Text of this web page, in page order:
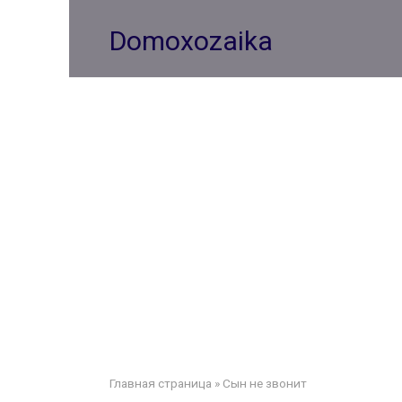
Domoxozaika
Главная страница » Сын не звонит